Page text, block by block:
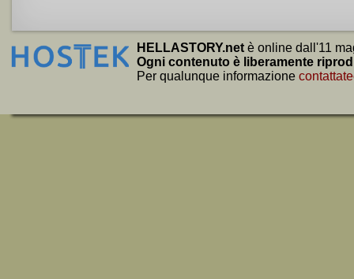
HELLASTORY.net è online dall'11
Ogni contenuto è liberamente
Per qualunque informazione